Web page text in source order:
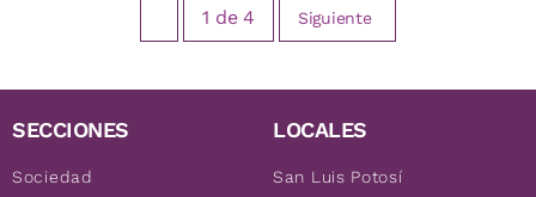
1 de4 Siguiente
SECCIONES
Sociedad
LOCALES
San Luis Potosí